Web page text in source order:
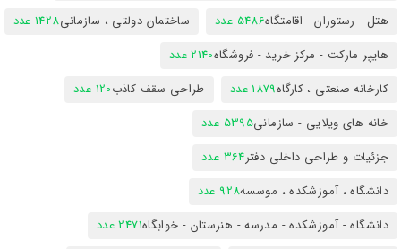
هتل - رستوران - اقامتگاه5486 عدد ساختمان دولتی ، سازمانی1428 عدد
هایپر مارکت - مرکز خرید - فروشگاه2140 عدد
کارخانه صنعتی ، کارگاه1879 عدد طراحی سقف کاذب120 عدد
خانه های ویلایی - سازمانی5395 عدد
جزئیات و طراحی داخلی دفتر364 عدد
دانشگاه ، آموزشکده ، موسسه928 عدد
دانشگاه - آموزشکده - مدرسه - هنرستان - خوابگاه2471 عدد